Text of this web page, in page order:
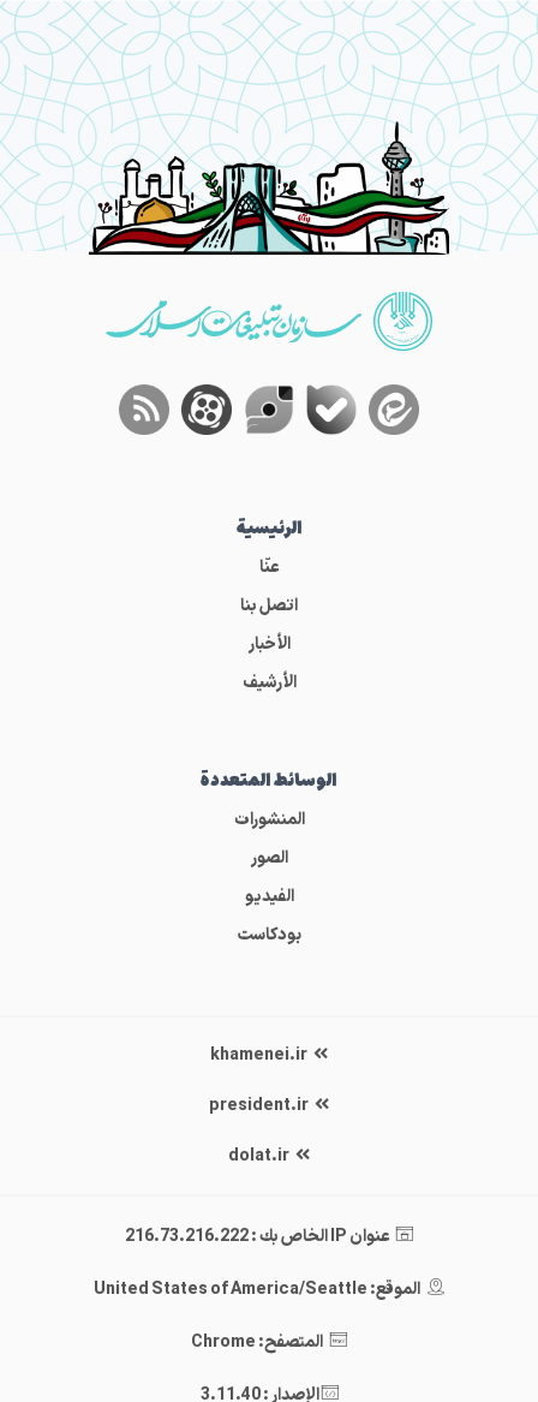
الرئيسية
عنّا
اتصل بنا
الأخبار
الأرشيف
الوسائط المتعددة
المنشورات
الصور
الفيديو
بودكاست
khamenei.ir
president.ir
dolat.ir
عنوان IP الخاص بك : 216.73.216.222
الموقع: United States of America/Seattle
المتصفح: Chrome
الإصدار : 3.11.40